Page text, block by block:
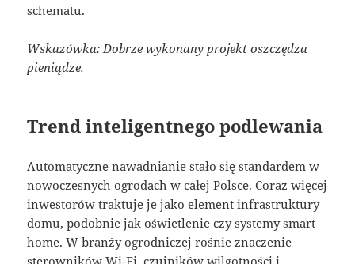
schematu.
Wskazówka: Dobrze wykonany projekt oszczędza
pieniądze.
Trend inteligentnego podlewania
Automatyczne nawadnianie stało się standardem w
nowoczesnych ogrodach w całej Polsce. Coraz więcej
inwestorów traktuje je jako element infrastruktury
domu, podobnie jak oświetlenie czy systemy smart
home. W branży ogrodniczej rośnie znaczenie
sterowników Wi-Fi, czujników wilgotności i